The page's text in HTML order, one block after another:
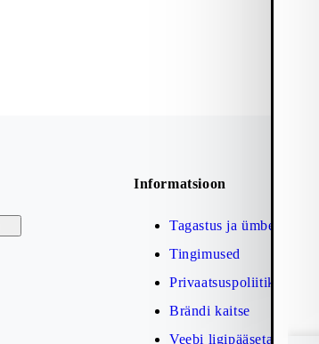
Informatsioon
Tagastus ja ümbervahetus
Tingimused
Privaatsuspoliitika
Brändi kaitse
Veebi ligipääsetavuse